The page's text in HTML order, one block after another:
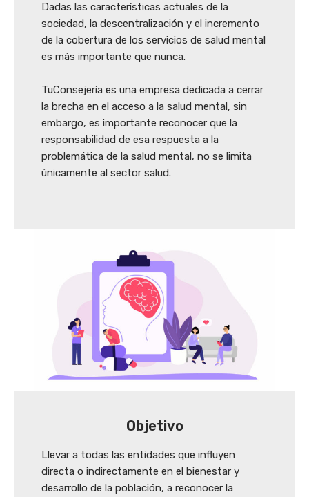
Dadas las características actuales de la
sociedad, la descentralización y el incremento
de la cobertura de los servicios de salud mental
es más importante que nunca.
TuConsejería es una empresa dedicada a cerrar
la brecha en el acceso a la salud mental, sin
embargo, es importante reconocer que la
responsabilidad de esa respuesta a la
problemática de la salud mental, no se limita
únicamente al sector salud.
Objetivo
Llevar a todas las entidades que influyen
directa o indirectamente en el bienestar y
desarrollo de la población, a reconocer la